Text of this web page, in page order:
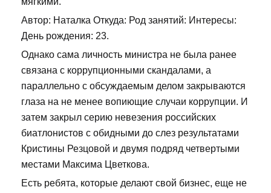
Автор: Наталка Откуда: Род занятий: Интересы:
День рождения: 23.
Однако сама личность министра не была ранее
связана с коррупционными скандалами, а
параллельно с обсуждаемым делом закрываются
глаза на не менее вопиющие случаи коррупции. И
затем закрыл серию невезения российских
биатлонистов с обидными до слез результатами
Кристины Резцовой и двумя подряд четвертыми
местами Максима Цветкова.
Есть ребята, которые делают свой бизнес, еще не